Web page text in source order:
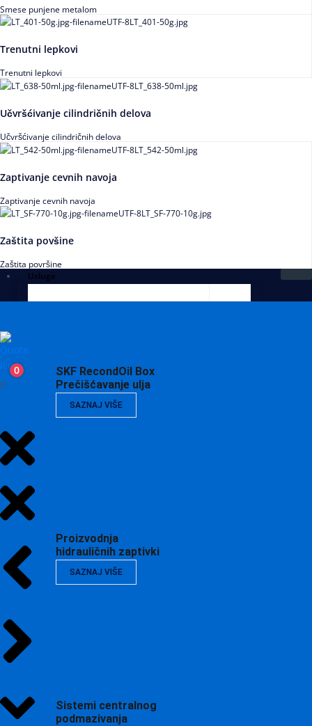
Smese punjene metalom
Trenutni lepkovi
Trenutni lepkovi
Učvršćivanje cilindričnih delova
Učvršćivanje cilindričnih delova
Zaptivanje cevnih navoja
Zaptivanje cevnih navoja
Zaštita povšine
Zaštita površine
Usluge
SKF RecondOil Box
Prečišćavanje ulja
SAZNAJ VIŠE
Proizvodnja
hidrauličnih zaptivki
SAZNAJ VIŠE
Sistemi centralnog
podmazivanja
0
X